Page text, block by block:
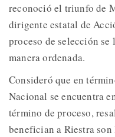
reconoció el triunfo de
dirigente estatal de
proceso de selección
manera ordenada.
Consideró que en
Nacional se encuentra
término de proceso,
benefician a Riestra